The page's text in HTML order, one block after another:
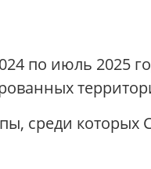
по июль 2025
среди которых